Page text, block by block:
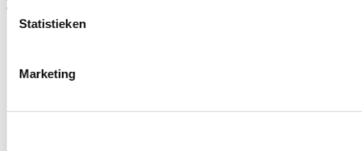
Statistieken
Marketing
Gerelateerde producten